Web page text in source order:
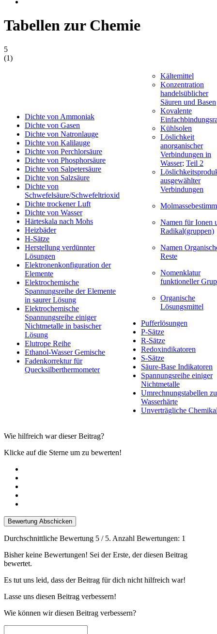
Tabellen zur Chemie
5
(1)
Dichte von Ammoniak
Dichte von Gasen
Dichte von Natronlauge
Dichte von Kalilauge
Dichte von Perchlorsäure
Dichte von Phosphorsäure
Dichte von Salpetersäure
Dichte von Salzsäure
Dichte von
Schwefelsäure/Schwefeltrioxid
Dichte trockener Luft
Dichte von Wasser
Härteskala nach Mohs
Heizbäder
H-Sätze
Herstellung verdünnter
Lösungen
Elektronenkonfiguration der
Elemente
Elektrochemische
Spannungsreihe der Elemente
in saurer Lösung
Elektrochemische
Spannungsreihe einiger
Nichtmetalle in basischer
Lösung
Elutrope Reihe
Ethanol-Wasser Gemische
Fadenkorrektur für
Quecksilberthermometer
Kältemittel
Konzentration
handelsüblicher
Säuren und Basen
Kovalente
Kühlsolen
Löslichkeit
anorganischer
Verbindungen in
Wasser; Teil 2
ausgewählter
Verbindungen
Namen für Ionen
Radikal(gruppen)
Namen
Reste
Nomenklatur
funktioneller
Organische
Lösungsmittel
Pufferlösungen
P-Sätze
R-Sätze
Redoxindikatoren
S-Sätze
Säure-Base Indikatoren
Spannungsreihe einiger
Nichtmetalle
Umrechnungstabellen
Wasserhärte
Unverträgliche
Wie hilfreich war dieser Beitrag?
Klicke auf die Sterne um zu bewerten!
Bewertung Abschicken
Durchschnittliche Bewertung 5 / 5. Anzahl Bewertungen: 1
Bisher keine Bewertungen! Sei der Erste, der diesen Beitrag
bewertet.
Es tut uns leid, dass der Beitrag für dich nicht hilfreich war!
Lasse uns diesen Beitrag verbessern!
Wie können wir diesen Beitrag verbessern?